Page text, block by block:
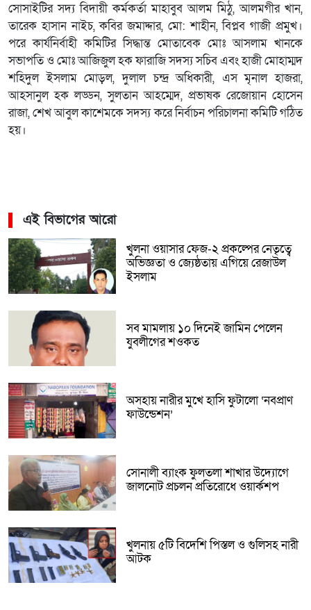
সোসাইটির সদ্য বিদায়ী কর্মকর্তা মাহাবুব আলম মিঠু, আলমগীর খান,
তারেক হাসান নাইচ, কবির জমাদ্দার, মো: শাহীন, বিপ্লব গাজী প্রমুখ।
পরে কার্যনির্বাহী কমিটির সিদ্ধান্ত মোতাবেক মোঃ আসলাম খানকে
সভাপতি ও মোঃ আজিজুল হক ফারাজি সদস্য সচিব এবং হাজী মোহাম্মদ
শহিদুল ইসলাম মোড়ল, দুলাল চন্দ্র অধিকারী, এস মৃনাল হাজরা,
আহসানুল হক লড্ডন, সুলতান আহম্মেদ, প্রভাষক রেজোয়ান হোসেন
রাজা, শেখ আবুল কাশেমকে সদস্য করে নির্বাচন পরিচালনা কমিটি গঠিত
হয়।
এই বিভাগের আরো
খুলনা ওয়াসার ফেজ-২ প্রকল্পের নেতৃত্বে
অভিজ্ঞতা ও জ্যেষ্ঠতায় এগিয়ে রেজাউল
ইসলাম
সব মামলায় ১০ দিনেই জামিন পেলেন
যুবলীগের শওকত
অসহায় নারীর মুখে হাসি ফুটালো ‘নবপ্রাণ
ফাউন্ডেশন’
সোনালী ব্যাংক ফুলতলা শাখার উদ্যোগে
জালনোট প্রচলন প্রতিরোধে ওয়ার্কশপ
খুলনায় ৫টি বিদেশি পিস্তল ও গুলিসহ নারী
আটক